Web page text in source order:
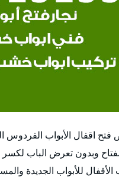
اقفال الأبواب الفردوس
وبدون تعرض الباب